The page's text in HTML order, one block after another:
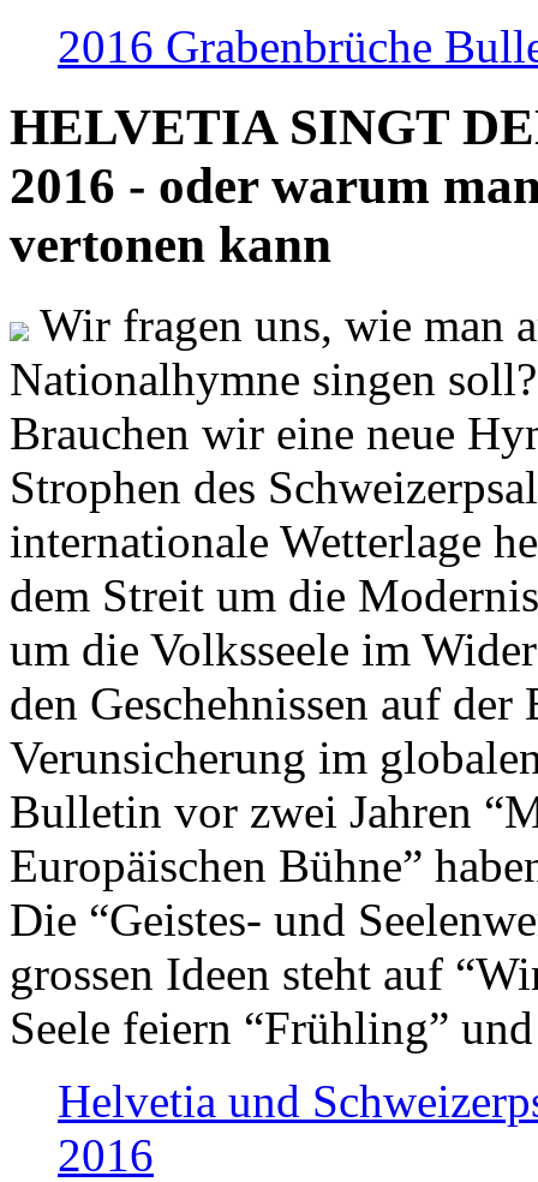
2016 Grabenbrüche
HELVETIA SINGT
2016 - oder warum
vertonen kann
Wir fragen uns, wie man
Nationalhymne singen
Brauchen wir eine neue
Strophen des
internationale Wetterlage
dem Streit um die
um die Volksseele im
den Geschehnissen auf
Verunsicherung im
Bulletin vor zwei Jahren
Europäischen Bühne”
Die “Geistes- und
grossen Ideen steht auf
Seele feiern “Frühling”
Helvetia und
2016